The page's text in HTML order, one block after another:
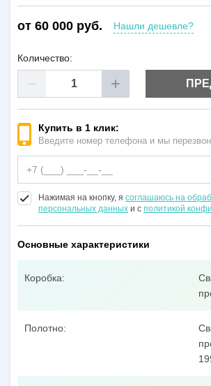
от 60 000 руб. Нашли дешевле?
Количество:
Купить в 1 клик:
Введите номер телефона и мы
Нажимая на кнопку, я соглашаюсь на
персональных данных и с политикой
Основные характеристики
Коробка:
Полотно: